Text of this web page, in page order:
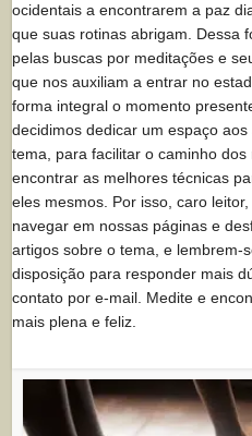
ocidentais a encontrarem a paz
que suas rotinas abrigam. Dessa
pelas buscas por meditações e
que nos auxiliam a entrar no
forma integral o momento
decidimos dedicar um espaço
tema, para facilitar o caminho
encontrar as melhores técnicas
eles mesmos. Por isso, caro
navegar em nossas páginas e
artigos sobre o tema, e lembrem-
disposição para responder mais
contato por e-mail. Medite e
mais plena e feliz.